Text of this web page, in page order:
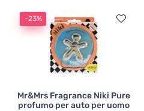
-23%
Mr&Mrs Fragrance Niki Pure
profumo per auto per uomo